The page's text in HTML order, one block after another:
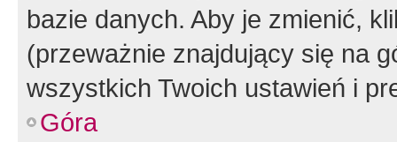
bazie danych. Aby je zmienić,
(przeważnie znajdujący się na
wszystkich Twoich ustawień i
Góra